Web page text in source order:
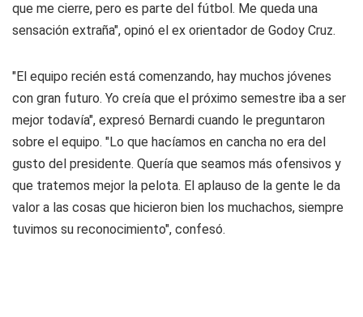
que me cierre, pero es parte del fútbol. Me queda una
sensación extraña", opinó el ex orientador de Godoy Cruz.
"El equipo recién está comenzando, hay muchos jóvenes
con gran futuro. Yo creía que el próximo semestre iba a ser
mejor todavía", expresó Bernardi cuando le preguntaron
sobre el equipo. "Lo que hacíamos en cancha no era del
gusto del presidente. Quería que seamos más ofensivos y
que tratemos mejor la pelota. El aplauso de la gente le da
valor a las cosas que hicieron bien los muchachos, siempre
tuvimos su reconocimiento", confesó.